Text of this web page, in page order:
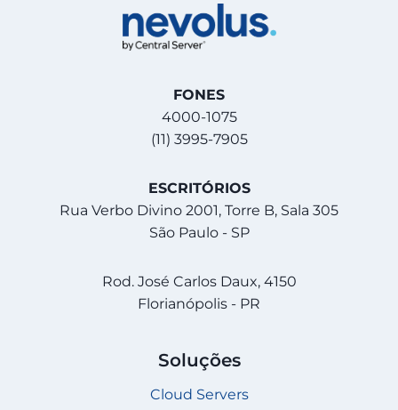
FONES
4000-1075
(11) 3995-7905
ESCRITÓRIOS
Rua Verbo Divino 2001, Torre B, Sala 305
São Paulo - SP
Rod. José Carlos Daux, 4150
Florianópolis - PR
Soluções
Cloud Servers